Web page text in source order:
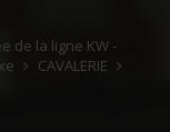
de la ligne KW -
CAVALERIE